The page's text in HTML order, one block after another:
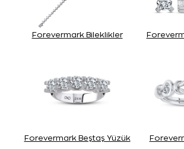
Forevermark Bileklikler
Forevermark Beştaş Yüzük